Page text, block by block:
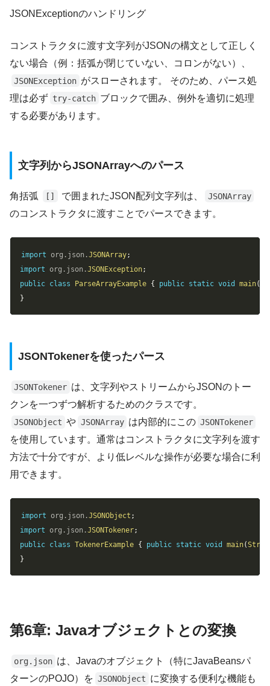
JSONExceptionのハンドリング
コンストラクタに渡す文字列がJSONの構文として正しく
ない場合（例：括弧が閉じていない、コロンがない）、
JSONException がスローされます。 そのため、パース処
理は必ず try-catch ブロックで囲み、例外を適切に処理
する必要があります。
文字列からJSONArrayへのパース
角括弧 [] で囲まれたJSON配列文字列は、 JSONArray
のコンストラクタに渡すことでパースできます。
import org . json .JSONArray;
import org . json .JSONException;
public class ParseArrayExample { public static void main(
}
JSONTokenerを使ったパース
JSONTokener は、文字列やストリームからJSONのトー
クンを一つずつ解析するためのクラスです。
JSONObject や JSONArray は内部的にこの JSONTokener
を使用しています。通常はコンストラクタに文字列を渡す
方法で十分ですが、より低レベルな操作が必要な場合に利
用できます。
import org . json .JSONObject ;
import org . json .JSONTokener;
public class TokenerExample { public static void main(
}
第6章: Javaオブジェクトとの変換
org.json は、Javaのオブジェクト（特にJavaBeansパ
ターンのPOJO）を JSONObject に変換する便利な機能も